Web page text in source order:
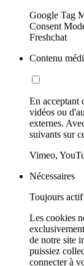
Google Tag
Consent
Freshchat
Contenu
En acceptant
vidéos ou
externes.
suivants sur
Vimeo,
Nécessaires
Toujours actif
Les cookies
de notre site
puissiez
connecter à